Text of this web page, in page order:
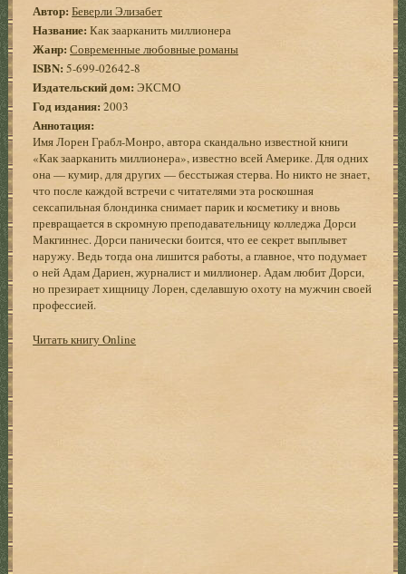
Автор: Беверли Элизабет
Название: Как заарканить миллионера
Жанр: Современные любовные романы
ISBN: 5-699-02642-8
Издательский дом: ЭКСМО
Год издания: 2003
Аннотация:
Имя Лорен Грабл-Монро, автора скандально известной книги
«Как заарканить миллионера», известно всей Америке. Для одних
она — кумир, для других — бесстыжая стерва. Но никто не знает,
что после каждой встречи с читателями эта роскошная
сексапильная блондинка снимает парик и косметику и вновь
превращается в скромную преподавательницу колледжа Дорси
Макгиннес. Дорси панически боится, что ее секрет выплывет
наружу. Ведь тогда она лишится работы, а главное, что подумает
о ней Адам Дариен, журналист и миллионер. Адам любит Дорси,
но презирает хищницу Лорен, сделавшую охоту на мужчин своей
профессией.
Читать книгу Online